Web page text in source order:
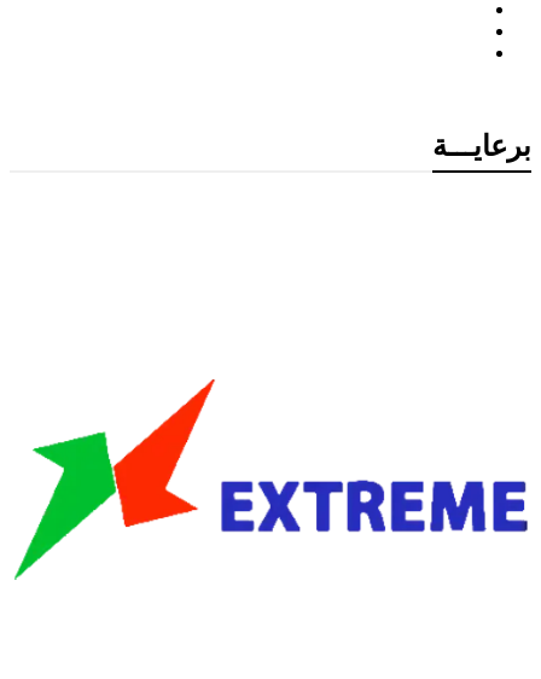
برعايـــة